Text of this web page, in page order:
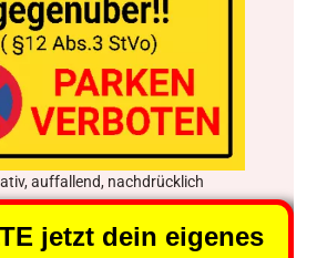
auffallend, nachdrücklich
jetzt dein eigenes